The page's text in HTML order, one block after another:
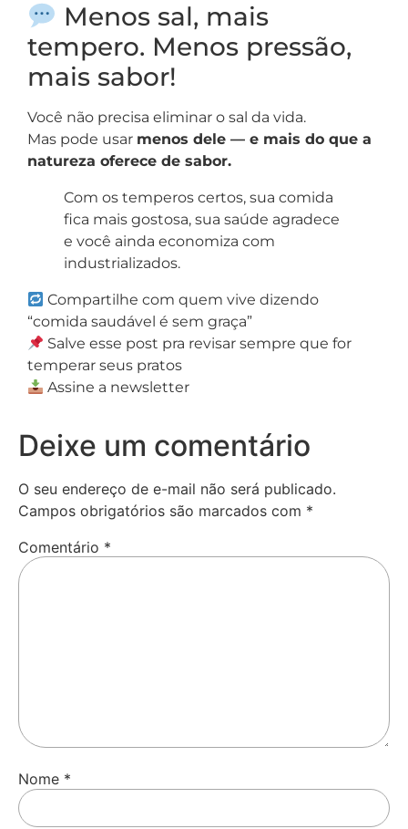
Menos sal, mais
tempero. Menos pressão,
mais sabor!
Você não precisa eliminar o sal da vida.
Mas pode usar menos dele — e mais do que a
natureza oferece de sabor.
Com os temperos certos, sua comida
fica mais gostosa, sua saúde agradece
e você ainda economiza com
industrializados.
Compartilhe com quem vive dizendo
“comida saudável é sem graça”
Salve esse post pra revisar sempre que for
temperar seus pratos
Assine a newsletter
Deixe um comentário
O seu endereço de e-mail não será publicado.
Campos obrigatórios são marcados com *
Comentário *
Nome *